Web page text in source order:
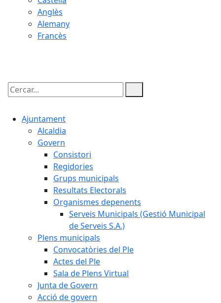
Anglès
Alemany
Francès
Cercar:
Ajuntament
Alcaldia
Govern
Consistori
Regidories
Grups municipals
Resultats Electorals
Organismes depenents
Serveis Municipals (Gestió Municipal
de Serveis S.A.)
Plens municipals
Convocatòries del Ple
Actes del Ple
Sala de Plens Virtual
Junta de Govern
Acció de govern